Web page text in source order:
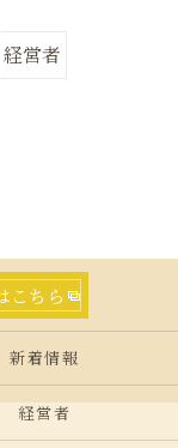
経営者
こちら
新着情報
経営者